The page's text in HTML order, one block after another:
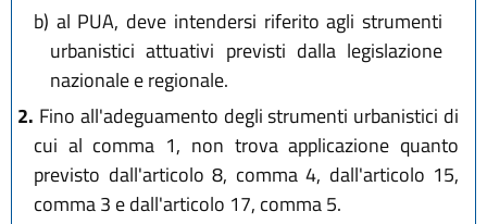
b) al PUA, deve intendersi riferito agli strumenti
urbanistici attuativi previsti dalla legislazione
nazionale e regionale.
2. Fino all'adeguamento degli strumenti urbanistici di
cui al comma 1, non trova applicazione quanto
previsto dall'articolo 8, comma 4, dall'articolo 15,
comma 3 e dall'articolo 17, comma 5.